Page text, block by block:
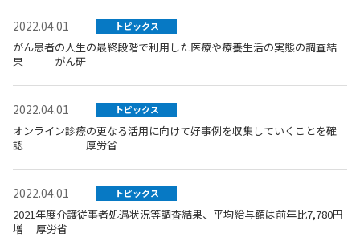
2022.04.01 トピックス
がん患者の人生の最終段階で利用した医療や療養生活の実態の調査結
果 がん研
2022.04.01 トピックス
オンライン診療の更なる活用に向けて好事例を収集していくことを確
認 厚労省
2022.04.01 トピックス
2021年度介護従事者処遇状況等調査結果、平均給与額は前年比7,780円
増 厚労省